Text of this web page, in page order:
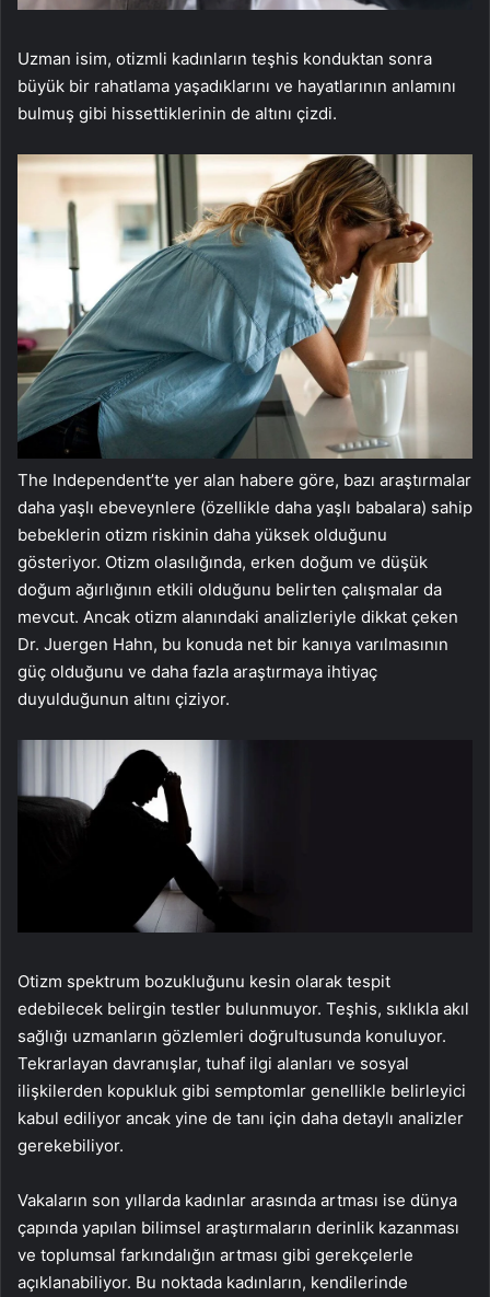
Uzman isim, otizmli kadınların teşhis konduktan sonra
büyük bir rahatlama yaşadıklarını ve hayatlarının anlamını
bulmuş gibi hissettiklerinin de altını çizdi.
The Independent’te yer alan habere göre, bazı araştırmalar
daha yaşlı ebeveynlere (özellikle daha yaşlı babalara) sahip
bebeklerin otizm riskinin daha yüksek olduğunu
gösteriyor. Otizm olasılığında, erken doğum ve düşük
doğum ağırlığının etkili olduğunu belirten çalışmalar da
mevcut. Ancak otizm alanındaki analizleriyle dikkat çeken
Dr. Juergen Hahn, bu konuda net bir kanıya varılmasının
güç olduğunu ve daha fazla araştırmaya ihtiyaç
duyulduğunun altını çiziyor.
Otizm spektrum bozukluğunu kesin olarak tespit
edebilecek belirgin testler bulunmuyor. Teşhis, sıklıkla akıl
sağlığı uzmanların gözlemleri doğrultusunda konuluyor.
Tekrarlayan davranışlar, tuhaf ilgi alanları ve sosyal
ilişkilerden kopukluk gibi semptomlar genellikle belirleyici
kabul ediliyor ancak yine de tanı için daha detaylı analizler
gerekebiliyor.
Vakaların son yıllarda kadınlar arasında artması ise dünya
çapında yapılan bilimsel araştırmaların derinlik kazanması
ve toplumsal farkındalığın artması gibi gerekçelerle
açıklanabiliyor. Bu noktada kadınların, kendilerinde